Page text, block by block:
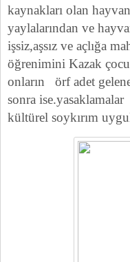
kaynakları olan
yaylalarından ve
işsiz,aşsız ve açlığa
öğrenimini Kazak
onların örf adet
sonra
kültürel soykırım